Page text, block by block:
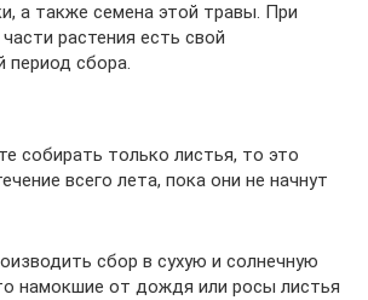
а также семена этой травы. При
растения есть свой
период сбора.
собирать только листья, то это
всего лета, пока они не начнут
сбор в сухую и солнечную
намокшие от дождя или росы листья